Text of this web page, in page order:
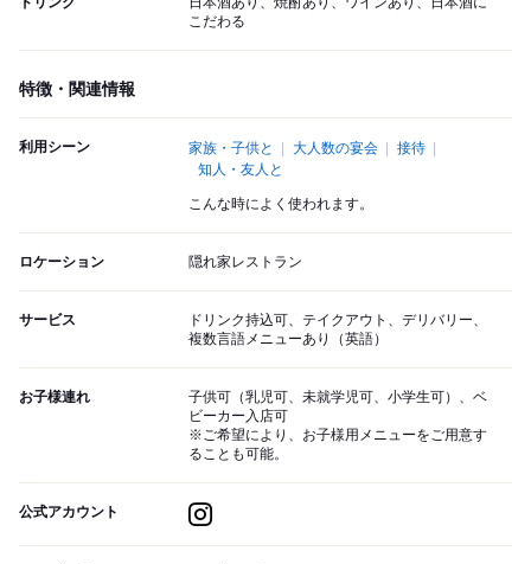
こだわる
特徴・関連情報
利用シーン 家族・子供と 大人数の宴会
接待
知人・友人と
こんな時によく使われます。
ロケーション 隠れ家レストラン
サービス
ドリンク持込可、テイクアウト、デリバリー、
複数言語メニューあり（英語）
お子様連れ
子供可（乳児可、未就学児可、小学生可）、ベ
ビーカー入店可
※ご希望により、お子様用メニューをご用意す
ることも可能。
公式アカウント